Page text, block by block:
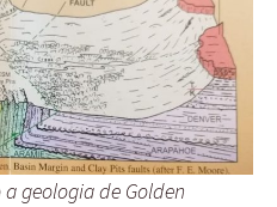
geologia de Golden